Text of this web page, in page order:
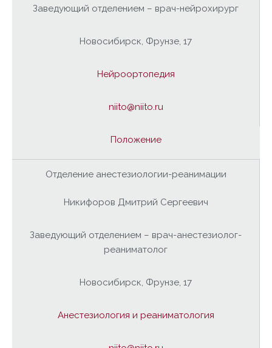
Заведующий отделением – врач-нейрохирург
Новосибирск, Фрунзе, 17
Нейроортопедия
niito@niito.ru
Положение
Отделение анестезиологии-реанимации
Никифоров Дмитрий Сергеевич
Заведующий отделением – врач-анестезиолог-
реаниматолог
Новосибирск, Фрунзе, 17
Анестезиология и реаниматология